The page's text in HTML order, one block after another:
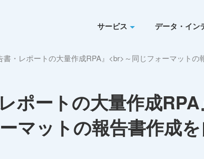
サービス データ・イン
書・レポートの大量作成RPA』<br>～同じフォーマットの
ポートの大量作成RPA
マットの報告書作成